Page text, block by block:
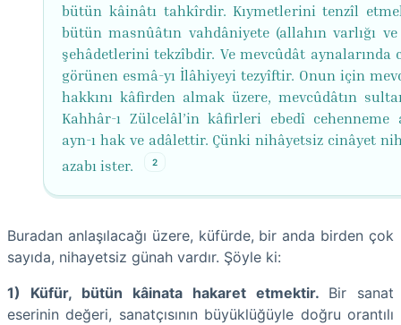
bütün kâinâtı tahkîrdir. Kıymetlerini tenzîl
bütün masnûâtın vahdâniyete (allahın varlığı
şehâdetlerini tekzîbdir. Ve mevcûdât aynalarında
görünen esmâ-yı İlâhiyeyi tezyîftir. Onun için
hakkını kâfirden almak üzere, mevcûdâtın
Kahhâr-ı Zülcelâl’in kâfirleri ebedî cehenneme
ayn-ı hak ve adâlettir. Çünki nihâyetsiz cinâyet
azabı ister.
2
Buradan anlaşılacağı üzere, küfürde, bir anda birden çok
sayıda, nihayetsiz günah vardır. Şöyle ki:
1) Küfür, bütün kâinata hakaret etmektir. Bir sanat
eserinin değeri, sanatçısının büyüklüğüyle doğru orantılı